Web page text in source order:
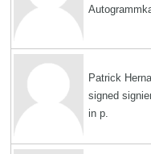
Patrick
signed
in p.